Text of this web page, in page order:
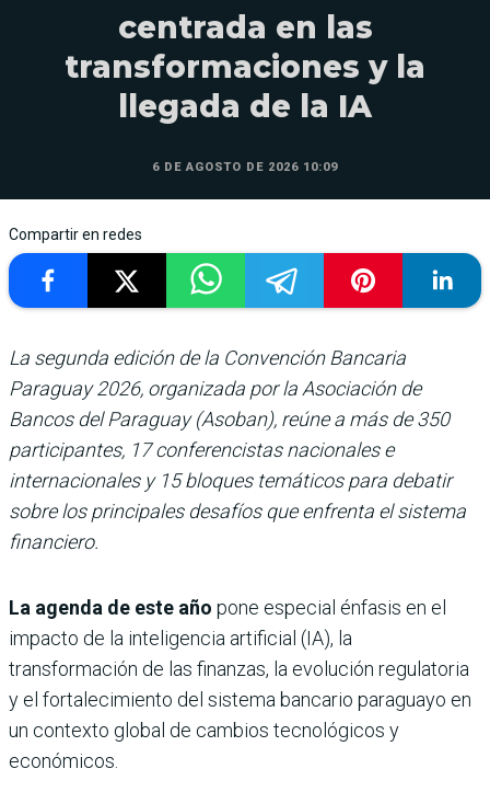
centrada en las
transformaciones y la
llegada de la IA
6 DE AGOSTO DE 2026 10:09
Compartir en redes
La segunda edición de la Convención Bancaria
Paraguay 2026, organizada por la Asociación de
Bancos del Paraguay (Asoban), reúne a más de 350
participantes, 17 conferencistas nacionales e
internacionales y 15 bloques temáticos para debatir
sobre los principales desafíos que enfrenta el sistema
financiero.
La agenda de este año pone especial énfasis en el
impacto de la inteligencia artificial (IA), la
transformación de las finanzas, la evolución regulatoria
y el fortalecimiento del sistema bancario paraguayo en
un contexto global de cambios tecnológicos y
económicos.